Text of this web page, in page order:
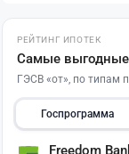
РЕЙТИНГ ИПОТЕК
Самые выгодные
ГЭСВ «от», по типам
Госпрограмма
Freedom